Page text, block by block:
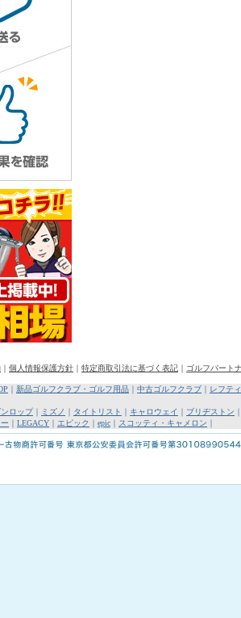
｜ 個人情報保護方針 ｜ 特定商取引法に基づく表記 ｜ ゴルフパート
｜ 新品ゴルフクラブ・ゴルフ用品 ｜ 中古ゴルフクラブ ｜ レフテ
ンロップ｜ ミズノ ｜ タイトリスト ｜ キャロウェイ ｜ ブリヂストン
｜ LEGACY ｜ エピック ｜ epic ｜ スコッティ・キャメロン ｜